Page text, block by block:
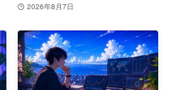
2026年8月7日